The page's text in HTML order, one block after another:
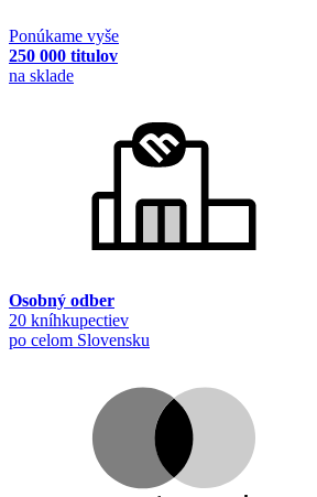
Ponúkame vyše
250 000 titulov
na sklade
Osobný odber
20 kníhkupectiev
po celom Slovensku